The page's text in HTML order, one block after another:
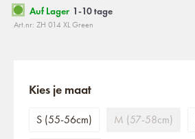
Auf Lager 1-10 tage
Art.nr: ZH 014 XL Green
Kies je maat
S (55-56cm) M (57-58cm)